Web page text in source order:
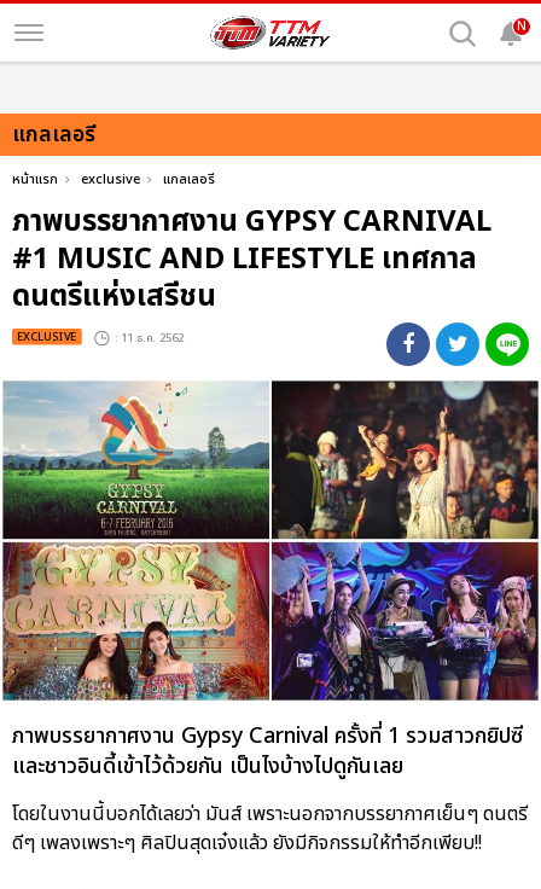
N
แกลเลอรี
หน้าแรก exclusive แกลเลอรี
ภาพบรรยากาศงาน GYPSY CARNIVAL
#1 MUSIC AND LIFESTYLE เทศกาล
ดนตรีแห่งเสรีชน
EXCLUSIVE : 11 ธ.ค. 2562
ภาพบรรยากาศงาน Gypsy Carnival ครั้งที่ 1 รวมสาวกยิปซี
และชาวอินดี้เข้าไว้ด้วยกัน เป็นไงบ้างไปดูกันเลย
โดยในงานนี้บอกได้เลยว่า มันส์ เพราะนอกจากบรรยากาศเย็นๆ ดนตรี
ดีๆ เพลงเพราะๆ ศิลปินสุดเจ๋งแล้ว ยังมีกิจกรรมให้ทำอีกเพียบ!!